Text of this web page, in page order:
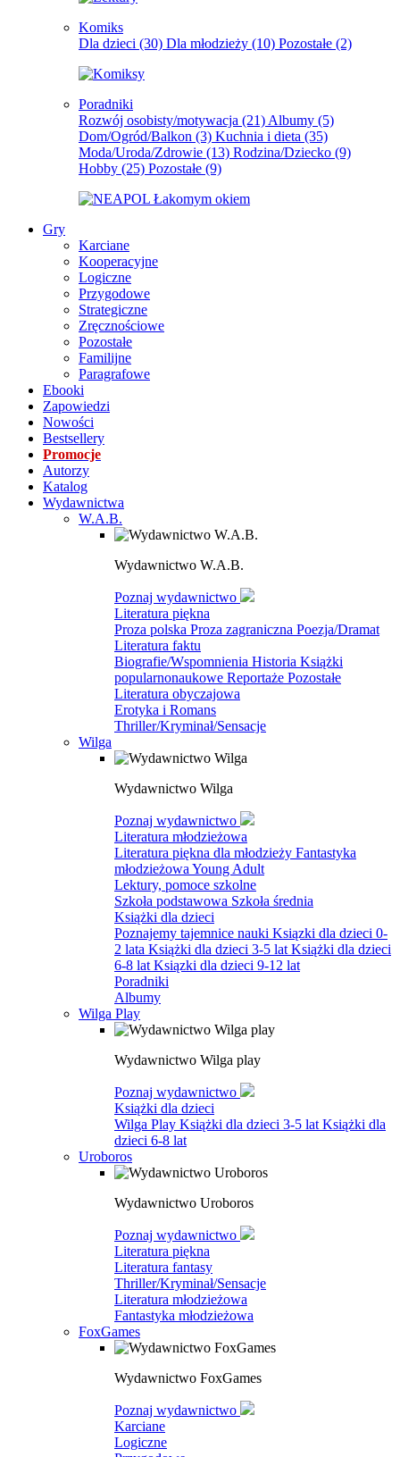
Komiks
Dla dzieci (30) Dla młodzieży (10) Pozostałe (2)
Poradniki
Rozwój osobisty/motywacja (21) Albumy (5)
Dom/Ogród/Balkon (3) Kuchnia i dieta (35)
Moda/Uroda/Zdrowie (13) Rodzina/Dziecko (9)
Hobby (25) Pozostałe (9)
Gry
Karciane
Kooperacyjne
Logiczne
Przygodowe
Strategiczne
Zręcznościowe
Pozostałe
Familijne
Paragrafowe
Ebooki
Zapowiedzi
Nowości
Bestsellery
Promocje
Autorzy
Katalog
Wydawnictwa
W.A.B.
Wydawnictwo W.A.B.
Poznaj wydawnictwo
Literatura piękna
Proza polska Proza zagraniczna Poezja/Dramat
Literatura faktu
Biografie/Wspomnienia Historia Książki
popularnonaukowe Reportaże Pozostałe
Literatura obyczajowa
Erotyka i Romans
Thriller/Kryminał/Sensacje
Wilga
Wydawnictwo Wilga
Poznaj wydawnictwo
Literatura młodzieżowa
Literatura piękna dla młodzieży Fantastyka
młodzieżowa Young Adult
Lektury, pomoce szkolne
Szkoła podstawowa Szkoła średnia
Książki dla dzieci
Poznajemy tajemnice nauki Ksiązki dla dzieci 0-
2 lata Książki dla dzieci 3-5 lat Książki dla dzieci
6-8 lat Ksiązki dla dzieci 9-12 lat
Poradniki
Albumy
Wilga Play
Wydawnictwo Wilga play
Poznaj wydawnictwo
Książki dla dzieci
Wilga Play Książki dla dzieci 3-5 lat Książki dla
dzieci 6-8 lat
Uroboros
Wydawnictwo Uroboros
Poznaj wydawnictwo
Literatura piękna
Literatura fantasy
Thriller/Kryminał/Sensacje
Literatura młodzieżowa
Fantastyka młodzieżowa
FoxGames
Wydawnictwo FoxGames
Poznaj wydawnictwo
Karciane
Logiczne